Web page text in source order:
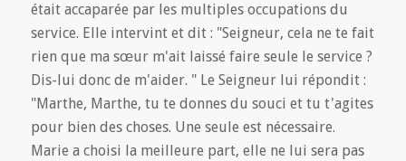
était accaparée par les multiples occupations du
service. Elle intervint et dit : "Seigneur, cela ne te fait
rien que ma sœur m'ait laissé faire seule le service ?
Dis-lui donc de m'aider. " Le Seigneur lui répondit :
"Marthe, Marthe, tu te donnes du souci et tu t'agites
pour bien des choses. Une seule est nécessaire.
Marie a choisi la meilleure part, elle ne lui sera pas